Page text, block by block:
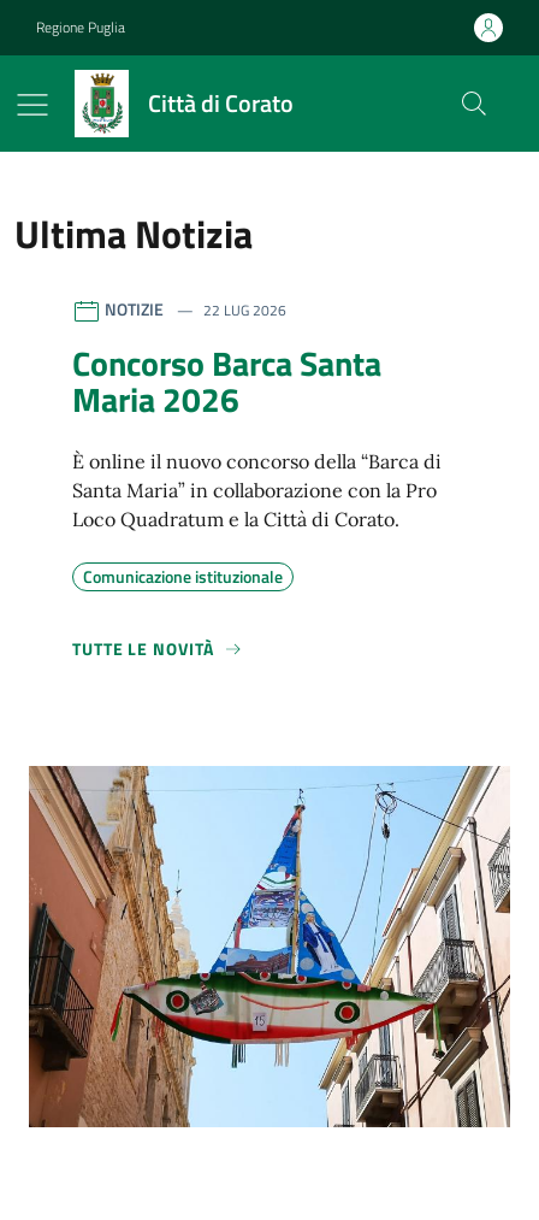
Regione Puglia
Città di Corato
riferimento blocco
Ultima Notizia
Città di Corato
Contenuti in evidenza
NOTIZIE 22 LUG 2026
Concorso Barca Santa
Maria 2026
È online il nuovo concorso della “Barca di
Santa Maria” in collaborazione con la Pro
Loco Quadratum e la Città di Corato.
Comunicazione istituzionale
TUTTE LE NOVITÀ